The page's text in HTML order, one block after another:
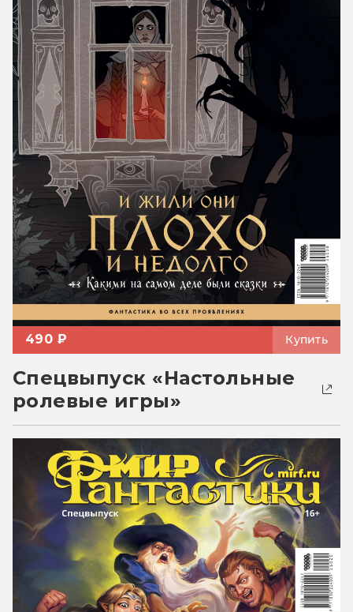
490 ₽ Купить
Спецвыпуск «Настольные
ролевые игры»